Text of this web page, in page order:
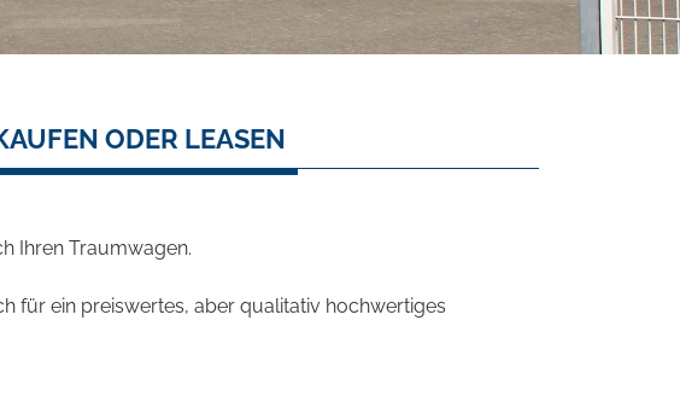
ODER LEASEN
Ihren Traumwagen.
für ein preiswertes, aber qualitativ hochwertiges